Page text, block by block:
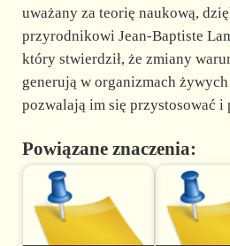
uważany za teorię naukową,
przyrodnikowi Jean-Baptiste
który stwierdził, że zmiany
generują w organizmach
pozwalają im się przystosować i
Powiązane znaczenia: